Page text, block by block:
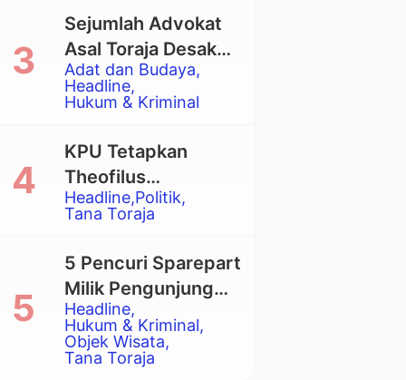
Adat dan Budaya
Headline
Hukum & Kriminal
Sejumlah Advokat
Asal Toraja Desak
Mahkamah Agung
Larang Penggunaan
Eksekusi Rumah
Adat Tongkonan
Headline Politik
Tana Toraja
KPU Tetapkan
Theofilus
Allorerung dan
Zadrak Tombe
sebagai Bupati dan
Wakil Bupati Tana
Toraja Terpilih
Headline
Hukum & Kriminal
Objek Wisata
Tana Toraja
5 Pencuri Sparepart
Milik Pengunjung
Objek Wisata
Pango-Pango
Ditangkap Polisi